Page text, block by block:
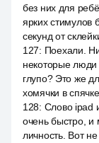
без них для
ярких стимулов
секунд от
127: Поехали.
некоторые люди
глупо? Это же
хомячки в
128: Слово ipad
очень быстро,
личность. Вот